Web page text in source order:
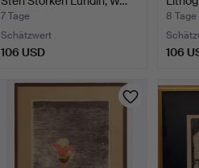
7 Tage
Schätzwert
106 USD
8 Tage
106